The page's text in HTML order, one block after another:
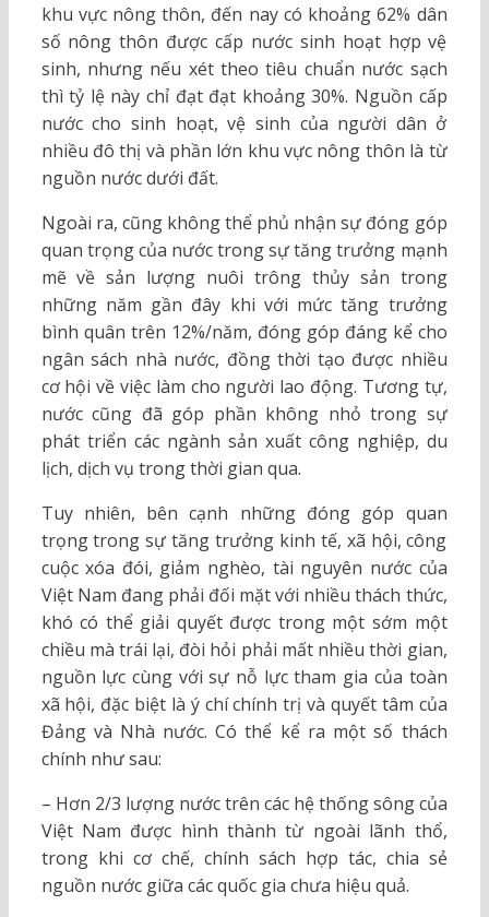
khu vực nông thôn, đến nay có khoảng 62% dân
số nông thôn được cấp nước sinh hoạt hợp vệ
sinh, nhưng nếu xét theo tiêu chuẩn nước sạch
thì tỷ lệ này chỉ đạt đạt khoảng 30%. Nguồn cấp
nước cho sinh hoạt, vệ sinh của người dân ở
nhiều đô thị và phần lớn khu vực nông thôn là từ
nguồn nước dưới đất.
Ngoài ra, cũng không thể phủ nhận sự đóng góp
quan trọng của nước trong sự tăng trưởng mạnh
mẽ về sản lượng nuôi trông thủy sản trong
những năm gần đây khi với mức tăng trưởng
bình quân trên 12%/năm, đóng góp đáng kể cho
ngân sách nhà nước, đồng thời tạo được nhiều
cơ hội về việc làm cho người lao động. Tương tự,
nước cũng đã góp phần không nhỏ trong sự
phát triển các ngành sản xuất công nghiệp, du
lịch, dịch vụ trong thời gian qua.
Tuy nhiên, bên cạnh những đóng góp quan
trọng trong sự tăng trưởng kinh tế, xã hội, công
cuộc xóa đói, giảm nghèo, tài nguyên nước của
Việt Nam đang phải đối mặt với nhiều thách thức,
khó có thể giải quyết được trong một sớm một
chiều mà trái lại, đòi hỏi phải mất nhiều thời gian,
nguồn lực cùng với sự nỗ lực tham gia của toàn
xã hội, đặc biệt là ý chí chính trị và quyết tâm của
Đảng và Nhà nước. Có thể kể ra một số thách
chính như sau:
– Hơn 2/3 lượng nước trên các hệ thống sông của
Việt Nam được hình thành từ ngoài lãnh thổ,
trong khi cơ chế, chính sách hợp tác, chia sẻ
nguồn nước giữa các quốc gia chưa hiệu quả.